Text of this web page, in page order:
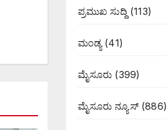
ಪ್ರಮುಖ ಸುದ್ದಿ (113)
ಮಂಡ್ಯ(41)
ಮೈಸೂರು (399)
ಮೈಸೂರು ನ್ಯೂಸ್(886)